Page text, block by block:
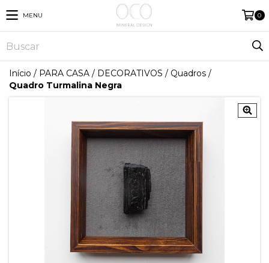
MENU 0
Início / PARA CASA / DECORATIVOS / Quadros /
Quadro Turmalina Negra